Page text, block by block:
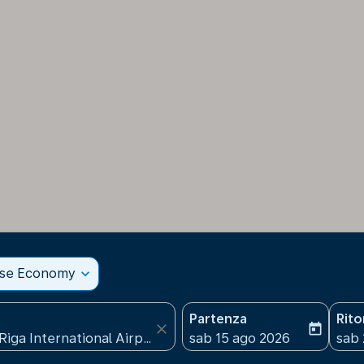
Economy expand_more
close
Partenza
fc-booking-departure-
sab 15 ago 2026
today
fc-
sab